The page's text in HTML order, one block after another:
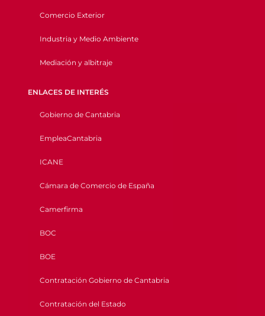
Comercio Exterior
Industria y Medio Ambiente
Mediación y albitraje
ENLACES DE INTERÉS
Gobierno de Cantabria
EmpleaCantabria
ICANE
Cámara de Comercio de España
Camerfirma
BOC
BOE
Contratación Gobierno de Cantabria
Contratación del Estado